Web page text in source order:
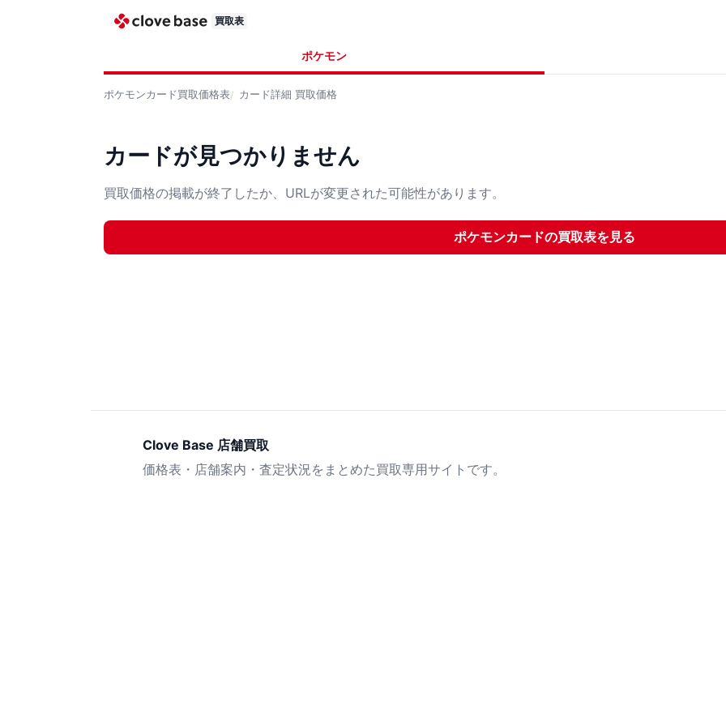
買取表
ポケモン
ポケモンカード買取価格表 カード詳細 買取価格
カードが見つかりません
買取価格の掲載が終了したか、URLが変更された可能性があります。
ポケモンカードの買取表を見る
Clove Base 店舗買取
価格表・店舗案内・査定状況をまとめた買取専用サイトです。